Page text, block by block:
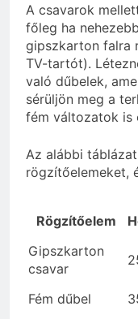
A csavarok
főleg ha
gipszkarton falra
TV-tartót).
való dűbelek,
sérüljön meg a
fém változatok is
Az alábbi
rögzítőelemeket,
Rögzítőelem
Gipszkarton
csavar
Fém dűbel